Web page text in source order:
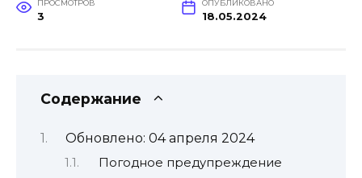
ПРОСМОТРОВ
3
ОПУБЛИКОВАНО
18.05.2024
Содержание
Обновлено: 04 апреля 2024
Погодное предупреждение